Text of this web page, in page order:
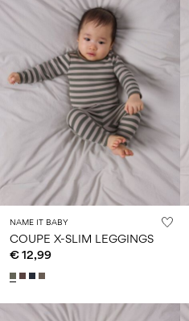
NAME IT BABY
COUPE X-SLIM LEGGINGS
€ 12,99